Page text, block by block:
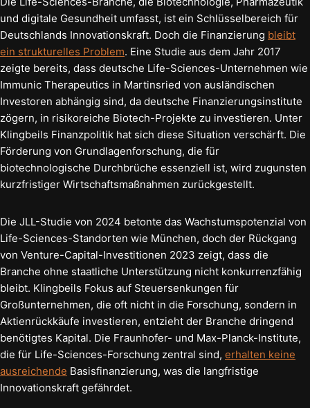
und digitale Gesundheit umfasst, ist ein Schlüsselbereich für
Deutschlands Innovationskraft. Doch die Finanzierung bleibt
ein strukturelles Problem. Eine Studie aus dem Jahr 2017
zeigte bereits, dass deutsche Life-Sciences-Unternehmen wie
Immunic Therapeutics in Martinsried von ausländischen
Investoren abhängig sind, da deutsche Finanzierungsinstitute
zögern, in risikoreiche Biotech-Projekte zu investieren. Unter
Klingbeils Finanzpolitik hat sich diese Situation verschärft. Die
Förderung von Grundlagenforschung, die für
biotechnologische Durchbrüche essenziell ist, wird zugunsten
kurzfristiger Wirtschaftsmaßnahmen zurückgestellt.
Die JLL-Studie von 2024 betonte das Wachstumspotenzial von
Life-Sciences-Standorten wie München, doch der Rückgang
von Venture-Capital-Investitionen 2023 zeigt, dass die
Branche ohne staatliche Unterstützung nicht konkurrenzfähig
bleibt. Klingbeils Fokus auf Steuersenkungen für
Großunternehmen, die oft nicht in die Forschung, sondern in
Aktienrückkäufe investieren, entzieht der Branche dringend
benötigtes Kapital. Die Fraunhofer- und Max-Planck-Institute,
die für Life-Sciences-Forschung zentral sind, erhalten keine
ausreichende Basisfinanzierung, was die langfristige
Innovationskraft gefährdet.